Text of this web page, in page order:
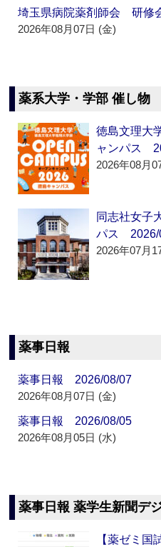
埼玉県病院薬剤師会 研
2026年08月07日 (金)
薬系大学・学部 催し物
徳島文理
ャンパス
2026年08月
同志社女子
パス 2026/
2026年07月
薬事日報
薬事日報 2026/08/07
2026年08月07日 (金)
薬事日報 2026/08/05
2026年08月05日 (水)
薬事日報 薬学生新聞デ
【薬ゼミ国